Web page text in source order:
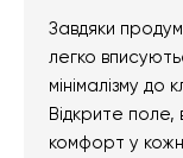
Завдяки
легко
мінімалізму
Відкрите поле,
комфорт у